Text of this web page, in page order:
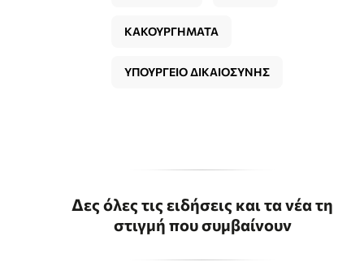
ΚΑΚΟΥΡΓΗΜΑΤΑ
ΥΠΟΥΡΓΕΙΟ ΔΙΚΑΙΟΣΥΝΗΣ
Δες όλες τις ειδήσεις και τα νέα τη
στιγμή που συμβαίνουν